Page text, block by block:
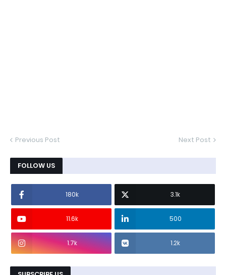
Previous Post Next Post
FOLLOW US
180k 3.1k
11.6k 500
1.7k 1.2k